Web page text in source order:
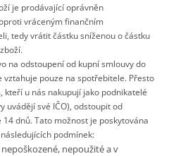
je prodávající oprávněn
vráceným finančním
tedy vrátit částku sníženou o částku
na odstoupení od kupní smlouvy do
vztahuje pouze na spotřebitele. Přesto
kteří u nás nakupují jako podnikatelé
uvádějí své IČO), odstoupit od
dnů. Tato možnost je poskytována
podmínek:
nepoužité a v